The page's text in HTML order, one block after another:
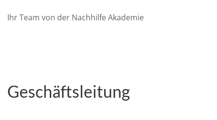
Ihr Team von der Nachhilfe Akademie
Geschäftsleitung